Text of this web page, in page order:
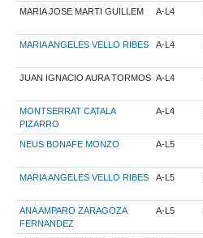
MARIA JOSE MARTI GUILLEM A-L4
MARIA ANGELES VELLO RIBES A-L4
JUAN IGNACIO AURA TORMOS A-L4
MONTSERRAT CATALA
PIZARRO
A-L4
NEUS BONAFE MONZO A-L5
MARIA ANGELES VELLO RIBES A-L5
ANA AMPARO ZARAGOZA
FERNANDEZ
A-L5